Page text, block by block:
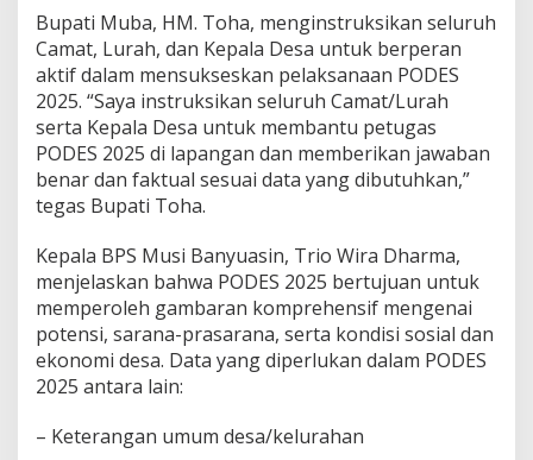
n
K
a
d
e
s
/
L
u
r
h
u
n
t
u
k
u
s
Bupati Muba, HM. Toha, menginstruksikan seluruh
Camat, Lurah, dan Kepala Desa untuk berperan
aktif dalam mensukseskan pelaksanaan PODES
2025. “Saya instruksikan seluruh Camat/Lurah
serta Kepala Desa untuk membantu petugas
PODES 2025 di lapangan dan memberikan jawaban
benar dan faktual sesuai data yang dibutuhkan,”
tegas Bupati Toha.
Kepala BPS Musi Banyuasin, Trio Wira Dharma,
menjelaskan bahwa PODES 2025 bertujuan untuk
memperoleh gambaran komprehensif mengenai
potensi, sarana-prasarana, serta kondisi sosial dan
ekonomi desa. Data yang diperlukan dalam PODES
2025 antara lain:
– Keterangan umum desa/kelurahan